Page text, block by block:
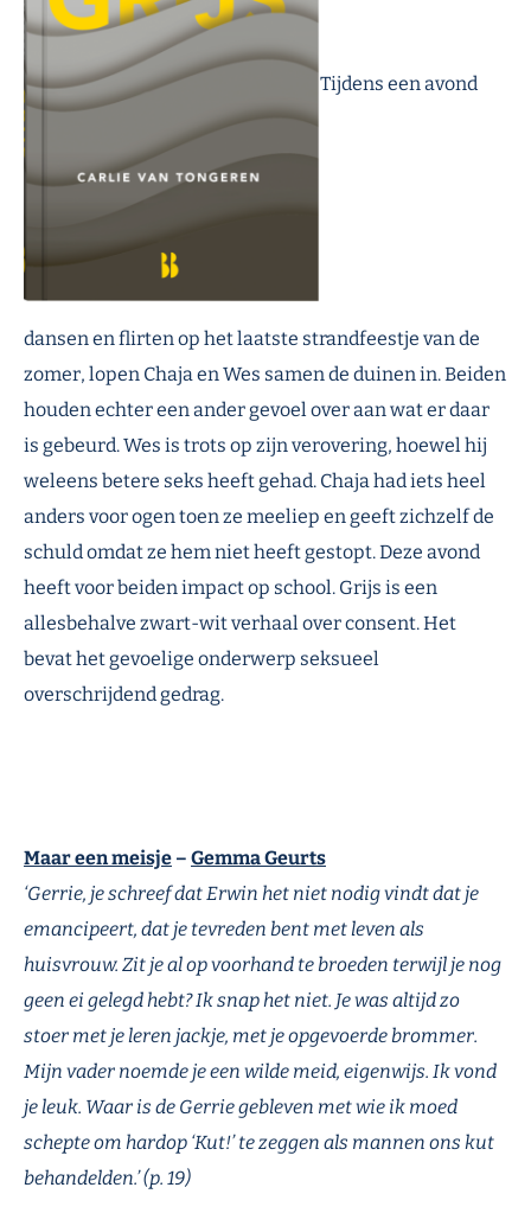
Tijdens een avond
dansen en flirten op het laatste strandfeestje van de
zomer, lopen Chaja en Wes samen de duinen in. Beiden
houden echter een ander gevoel over aan wat er daar
is gebeurd. Wes is trots op zijn verovering, hoewel hij
weleens betere seks heeft gehad. Chaja had iets heel
anders voor ogen toen ze meeliep en geeft zichzelf de
schuld omdat ze hem niet heeft gestopt. Deze avond
heeft voor beiden impact op school. Grijs is een
allesbehalve zwart-wit verhaal over consent. Het
bevat het gevoelige onderwerp seksueel
overschrijdend gedrag.
Maar een meisje – Gemma Geurts
‘Gerrie, je schreef dat Erwin het niet nodig vindt dat je
emancipeert, dat je tevreden bent met leven als
huisvrouw. Zit je al op voorhand te broeden terwijl je nog
geen ei gelegd hebt? Ik snap het niet. Je was altijd zo
stoer met je leren jackje, met je opgevoerde brommer.
Mijn vader noemde je een wilde meid, eigenwijs. Ik vond
je leuk. Waar is de Gerrie gebleven met wie ik moed
schepte om hardop ‘Kut!’ te zeggen als mannen ons kut
behandelden.’ (p. 19)